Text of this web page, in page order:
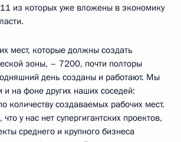
из которых уже вложены в экономику
мест, которые должны создать
зоны, – 7200, почти полторы
день созданы и работают. Мы
и на фоне других наших соседей:
количеству создаваемых рабочих мест.
у нас нет супергигантских проектов,
среднего и крупного бизнеса